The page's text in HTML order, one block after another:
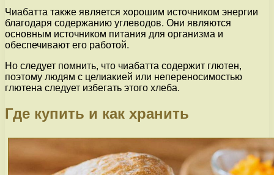
Чиабатта также является хорошим источником энергии
благодаря содержанию углеводов. Они являются
основным источником питания для организма и
обеспечивают его работой.
Но следует помнить, что чиабатта содержит глютен,
поэтому людям с целиакией или непереносимостью
глютена следует избегать этого хлеба.
Где купить и как хранить